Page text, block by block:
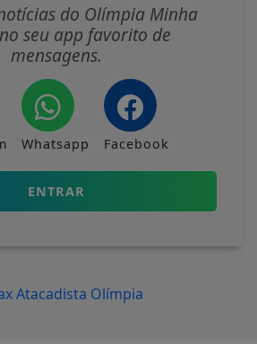
do Olímpia Minha
seu app favorito de
mensagens.
Whatsapp Facebook
ENTRAR